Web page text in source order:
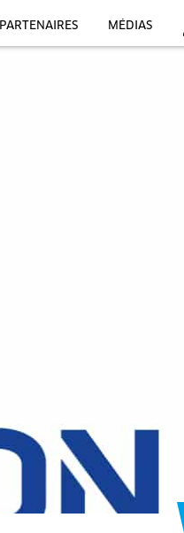
PARTENAIRES MÉDIAS